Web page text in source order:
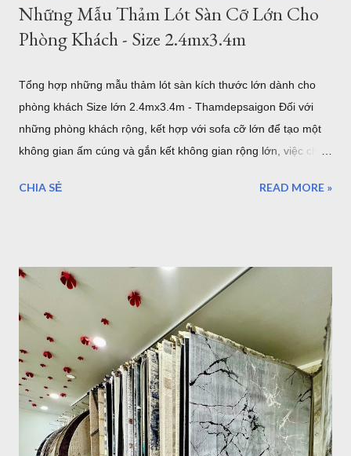
Những Mẫu Thảm Lót Sàn Cỡ Lớn Cho
Phòng Khách - Size 2.4mx3.4m
Tổng hợp những mẫu thảm lót sàn kích thước lớn dành cho
phòng khách Size lớn 2.4mx3.4m - Thamdepsaigon Đối với
những phòng khách rộng, kết hợp với sofa cỡ lớn để tạo một
không gian ấm cúng và gắn kết không gian rộng lớn, việc chọn
chiều dài 3.4m sẽ làm cho những thiết bị nội thất liền mạch,
kinh tế. Chính vì vậy, việc lựa chọn những bộ Thảm trải sàn -
Thảm lót sàn cho ghế sofa có kích thước lớn cho phòng khách
rộng. Đòi hỏi phải mang lại vẻ đẹp cho căn phòng, còn một
điều hết sức quan trọng đó chính là mang lại đẳng cấp thật sự
của chủ nhân. Mẫu thảm lót sàn cỡ lớn cho phòng khách
phòng ăn - Thảm Lông Xù -Thổ Nhĩ Kỳ kích thước 2,4mx3,4m
Mẫu thảm sofa phòng khách lớn mã F0003 . Xám trắng trọng
lượng trung bình hơn 3,2kg/m2, như vậy với kíc...
CHIA SẺ READ MORE »